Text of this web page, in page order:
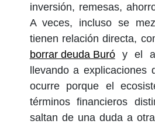
inversión, remesas,
A veces, incluso se
tienen relación directa,
borrar deuda Buróy el
llevando a explicaciones
ocurre porque el
términos financieros
saltan de una duda a